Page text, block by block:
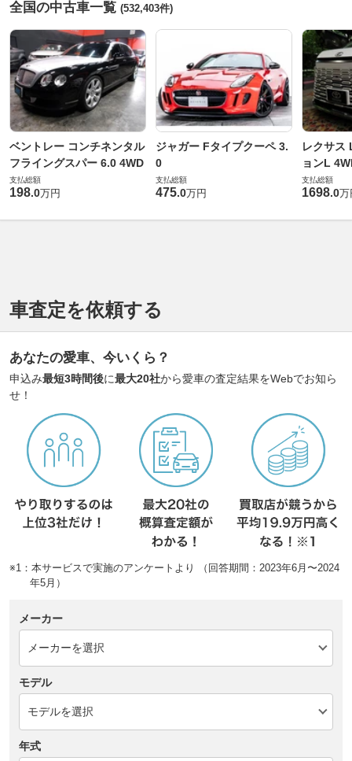
全国の中古車一覧 (532,403件)
ベントレー コンチネンタル
フライングスパー 6.0 4WD
支払総額
198.0万円
ジャガー Fタイプクーペ 3.
0
支払総額
475.0万円
レクサス
ョンL
支払総額
1698.0万
車査定を依頼する
あなたの愛車、今いくら？
申込み最短3時間後に最大20社から愛車の査定結果をWebでお知ら
せ！
※1：本サービスで実施のアンケートより （回答期間：2023年6月〜2024
年5月）
メーカー
モデル
年式